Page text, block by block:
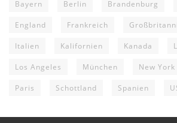
Bayern Berlin Brandenburg
England Frankreich
Italien Kalifornien Kanada
Los Angeles München New York
Paris Schottland Spanien